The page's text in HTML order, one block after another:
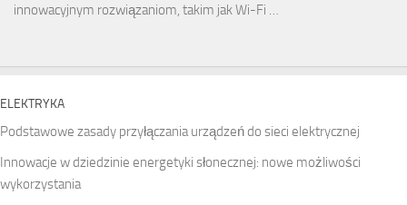
innowacyjnym rozwiązaniom, takim jak Wi-Fi …
ELEKTRYKA
Podstawowe zasady przyłączania urządzeń do sieci elektrycznej
Innowacje w dziedzinie energetyki słonecznej: nowe możliwości
wykorzystania